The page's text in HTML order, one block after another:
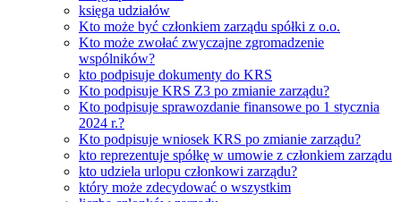
księga udziałów
Kto może być członkiem zarządu spółki z o.o.
Kto może zwołać zwyczajne zgromadzenie
wspólników?
kto podpisuje dokumenty do KRS
Kto podpisuje KRS Z3 po zmianie zarządu?
Kto podpisuje sprawozdanie finansowe po 1 stycznia
2024 r.?
Kto podpisuje wniosek KRS po zmianie zarządu?
kto reprezentuje spółkę w umowie z członkiem zarządu
kto udziela urlopu członkowi zarządu?
który może zdecydować o wszystkim